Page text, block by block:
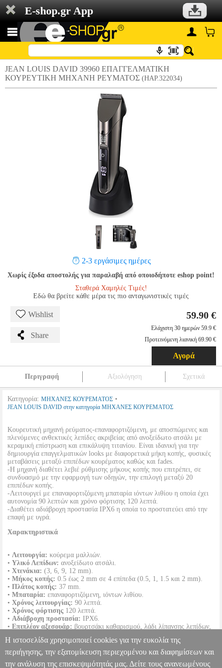
E-shop.gr App
JEAN LOUIS DAVID 39960 ΕΠΑΓΓΕΛΜΑΤΙΚΗ
ΚΟΥΡΕΥΤΙΚΗ ΜΗΧΑΝΗ ΡΕΥΜΑΤΟΣ (HAP.322034)
2-3 εργάσιμες ημέρες
Χωρίς έξοδα αποστολής για παραλαβή από οποιοδήποτε eshop point!
Σταθερά Χαμηλές Τιμές!
Εδώ θα βρείτε κάθε μέρα τις πιο ανταγωνιστικές τιμές
Wishlist
Share
59.90 €
Ελάχιστη 30 ημερών 59.9 €
Προτεινόμενη λιανική 69.90 €
Αγορά
Περιγραφή Αξιολόγηση Σχετικά
Κατηγορία: ΜΗΧΑΝΕΣ ΚΟΥΡΕΜΑΤΟΣ •
JEAN LOUIS DAVID στην κατηγορία ΜΗΧΑΝΕΣ ΚΟΥΡΕΜΑΤΟΣ
Κουρευτική μηχανή ρεύματος-επαναφορτιζόμενη, με αποσπώμενες και
πλενόμενες ανθεκτικές λεπίδες ακριβείας από ανοξείδωτο ατσάλι με
κεραμική επίστρωση και επικάλυψη τιτανίου. Είναι ιδανική για την
δημιουργία επαγγελματικών looks με διαφορετικά μήκη κοπής, φυσικές
μεταβάσεις μεταξύ επιπέδων κουρέματος καθώς και fades.
-Η μηχανή διαθέτει λεβιέ ρύθμισης μήκους κοπής που επιτρέπει, σε
συνδυασμό με την εφαρμογή των οδηγών, την επιλογή μεταξύ 20
επιπέδων κοπής.
-Λειτουργεί με επαναφορτιζόμενη μπαταρία ιόντων λιθίου η οποία έχει
αυτονομία 90 λεπτών και χρόνο φόρτισης 120 λεπτά.
-Διαθέτει αδιάβροχη προστασία ΙΡΧ6 η οποία το προστατεύει από την
επαφή με υγρά.
Χαρακτηριστικά
• Λειτουργία: κούρεμα μαλλιών.
• Υλικό Λεπίδων: ανοξείδωτο ατσάλι.
• Χτενάκια: (3, 6, 9, 12 mm).
• Μήκος κοπής: 0.5 έως 2 mm σε 4 επίπεδα (0.5, 1, 1.5 και 2 mm).
• Πλάτος κοπής: 37 mm.
• Μπαταρία: επαναφορτιζόμενη, ιόντων λιθίου.
• Χρόνος λειτουργίας: 90 λεπτά.
• Χρόνος φόρτισης 120 λεπτά.
• Αδιάβροχη προστασία: ΙΡΧ6.
• Επιπλέον αξεσουάρ: βουρτσάκι καθαρισμού, λάδι λίπανσης λεπίδων,
• Βάρος:554 g.
•Εγγύηση: 1 χρόνος.DOA 7 ημερών
JEAN LOUIS DAVID 39960 ΕΠΑΓΓΕΛΜΑΤΙΚΗ ΚΟΥΡΕΥΤΙΚΗ
Η ιστοσελίδα χρησιμοποιεί cookies για την ευκολία της
περιήγησης, την εξατομίκευση περιεχομένου και διαφημίσεων και
την ανάλυση της επισκεψιμότητάς μας. Δείτε τους ανανεωμένους